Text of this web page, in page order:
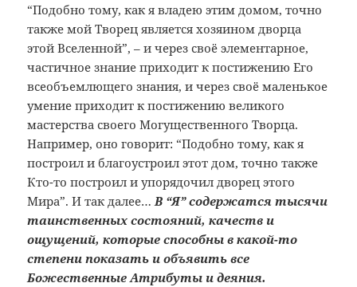
“Подобно тому, как я владею этим домом, точно
также мой Творец является хозяином дворца
этой Вселенной”, – и через своё элементарное,
частичное знание приходит к постижению Его
всеобъемлющего знания, и через своё маленькое
умение приходит к постижению великого
мастерства своего Могущественного Творца.
Например, оно говорит: “Подобно тому, как я
построил и благоустроил этот дом, точно также
Кто-то построил и упорядочил дворец этого
Мира”. И так далее…В “Я” содержатся тысячи
таинственных состояний, качеств и
ощущений, которые способны в какой-то
степени показать и объявить все
Божественные Атрибуты и деяния.